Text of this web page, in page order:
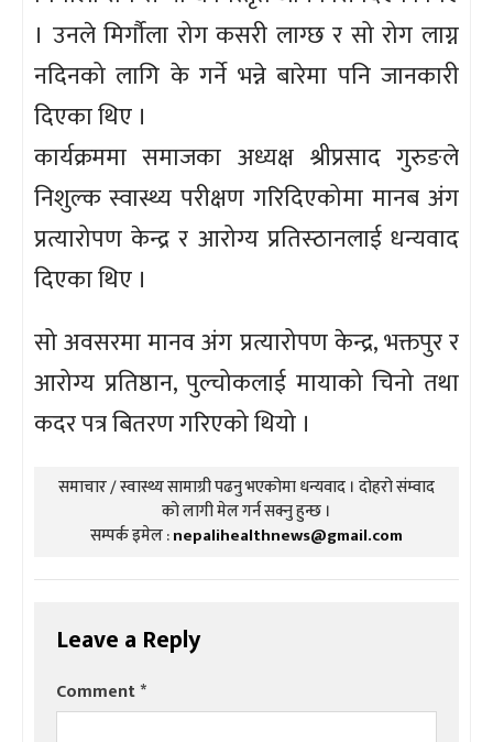
। उनले मिर्गौला रोग कसरी लाग्छ र सो रोग लाग्न
नदिनको लागि के गर्ने भन्ने बारेमा पनि जानकारी
दिएका थिए ।
कार्यक्रममा समाजका अध्यक्ष श्रीप्रसाद गुरुङले
निशुल्क स्वास्थ्य परीक्षण गरिदिएकोमा मानब अंग
प्रत्यारोपण केन्द्र र आरोग्य प्रतिस्ठानलाई धन्यवाद
दिएका थिए ।
सो अवसरमा मानव अंग प्रत्यारोपण केन्द्र, भक्तपुर र
आरोग्य प्रतिष्ठान, पुल्चोकलाई मायाको चिनो तथा
कदर पत्र बितरण गरिएको थियो ।
समाचार / स्वास्थ्य सामाग्री पढनु भएकोमा धन्यवाद । दोहरो संम्वाद
को लागी मेल गर्न सक्नु हुन्छ ।
सम्पर्क इमेल :nepalihealthnews@gmail.com
Leave a Reply
Comment*